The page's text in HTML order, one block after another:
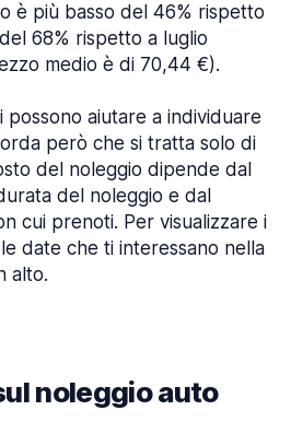
è più basso del 46% rispetto
68% rispetto a luglio
medio è di 70,44 €).
possono aiutare a individuare
però che si tratta solo di
del noleggio dipende dal
del noleggio e dal
cui prenoti. Per visualizzare i
date che ti interessano nella
alto.
noleggio auto